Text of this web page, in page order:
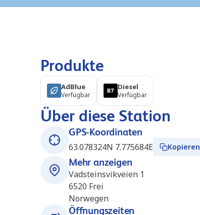
Produkte
AdBlue
Verfügbar
Diesel
Verfügbar
Über diese Station
GPS-Koordinaten
63.078324N 7.775684E
Kopieren
Mehr anzeigen
Vadsteinsvikveien 1
6520 Frei
Norwegen
Öffnungszeiten